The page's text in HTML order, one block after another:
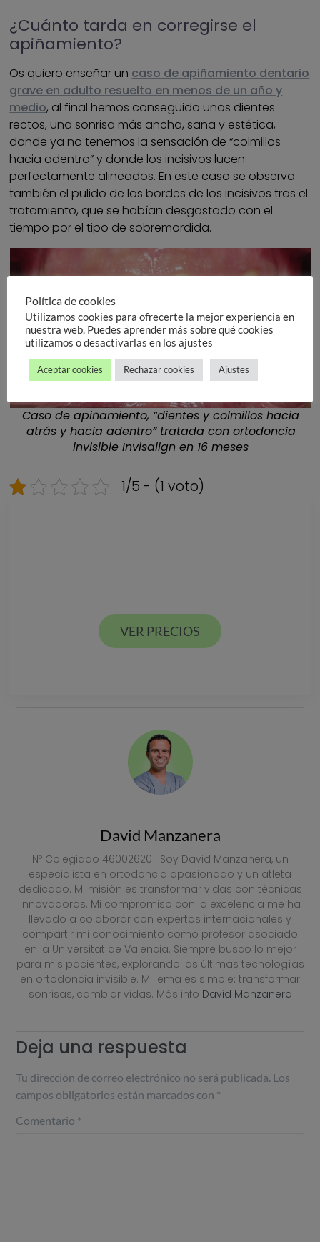
¿Cuánto tarda en corregirse el
apiñamiento?
Os quiero enseñar un caso de apiñamiento dentario
grave en adulto resuelto en menos de un año y
medio, al final hemos conseguido unos dientes
rectos, una sonrisa más ancha, sana y estética,
donde ya no tenemos la sensación de “colmillos
hacia adentro” y donde los incisivos lucen
perfectamente alineados. En este caso se observa
también el pulido de los bordes de los incisivos tras el
tratamiento, que se habían desgastado con el
tiempo por el tipo de sobremordida.
Caso de apiñamiento, “dientes y colmillos hacia
atrás y hacia adentro” tratada con ortodoncia
invisible Invisalign en 16 meses
1/5 - (1 voto)
VER PRECIOS
David Manzanera
Nº Colegiado 46002620 | Soy David Manzanera, un
especialista en ortodoncia apasionado y un atleta
dedicado. Mi misión es transformar vidas con técnicas
innovadoras. Mi compromiso con la excelencia me ha
llevado a colaborar con expertos internacionales y
compartir mi conocimiento como profesor asociado
en la Universitat de Valencia. Siempre busco lo mejor
para mis pacientes, explorando las últimas tecnologías
en ortodoncia invisible. Mi lema es simple: transformar
sonrisas, cambiar vidas. Más info David Manzanera
Deja una respuesta
Tu dirección de correo electrónico no será publicada. Los
campos obligatorios están marcados con *
Comentario *
Política de cookies
Utilizamos cookies para ofrecerte la mejor experiencia en
nuestra web. Puedes aprender más sobre qué cookies
utilizamos o desactivarlas en los ajustes
Aceptar cookies Rechazar cookies Ajustes